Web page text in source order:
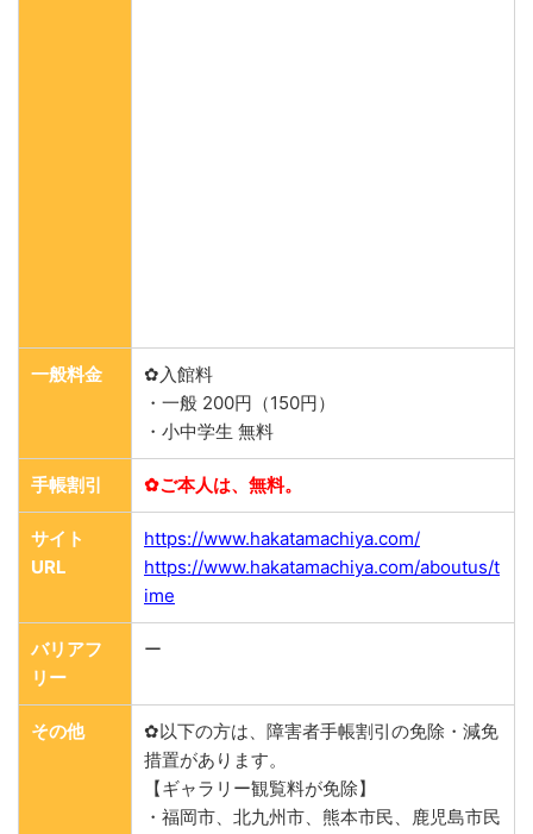
一般料金
✿入館料
・一般 200円（150円）
・小中学生 無料
手帳割引 ✿ご本人は、無料。
サイト
URL
https://www.hakatamachiya.com/
https://www.hakatamachiya.com/aboutus/t
ime
バリアフ
リー
ー
その他
✿以下の方は、障害者手帳割引の免除・減免
措置があります。
【ギャラリー観覧料が免除】
・福岡市、北九州市、熊本市民、鹿児島市民